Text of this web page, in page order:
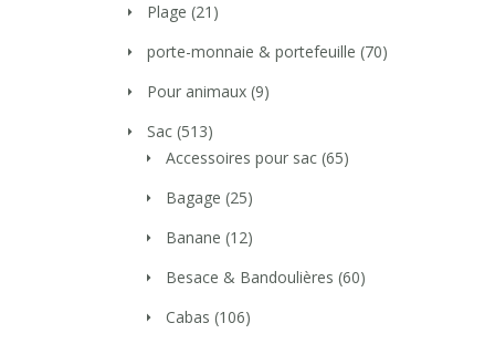
Plage (21)
porte-monnaie & portefeuille (70)
Pour animaux (9)
Sac (513)
Accessoires pour sac (65)
Bagage (25)
Banane (12)
Besace & Bandoulières (60)
Cabas (106)